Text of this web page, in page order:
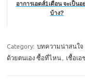
อาการเอดส์1เดือน จะเป็นอ
บ้าง?
Category: บทความน่าสนใจ
ด้วยตนเอง ซื้อที่ไหน, เชื้อเอ